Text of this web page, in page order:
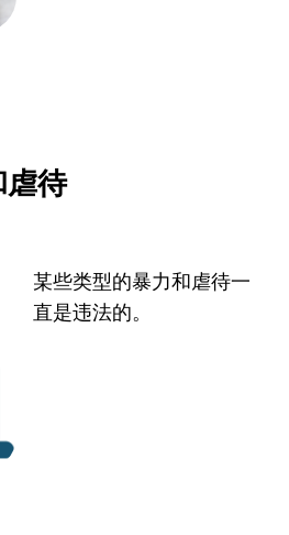
待
某些类型的暴力和虐待一
直是违法的。